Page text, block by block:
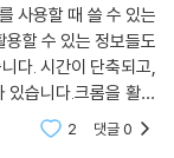
을 수 있는 다양한 비
사용할 때 쓸 수 있는
할 수 있는 정보들도
다. 시간이 단축되고,
습니다.크롬을 활용
효율이 아주 좋아집
2 댓글0